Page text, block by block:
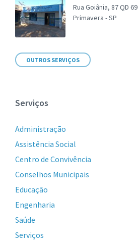
Rua Goiânia, 87 QD 69
Primavera - SP
OUTROS SERVIÇOS
Serviços
Administração
Assistência Social
Centro de Convivência
Conselhos Municipais
Educação
Engenharia
Saúde
Serviços